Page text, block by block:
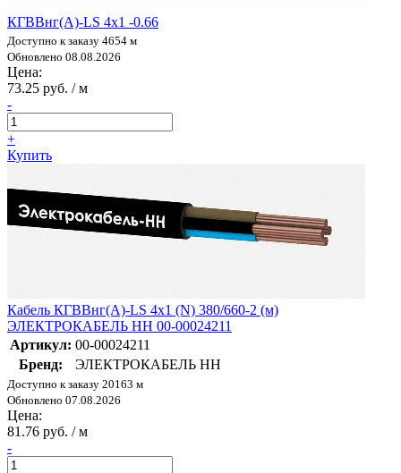
КГВВнг(А)-LS 4х1 -0.66
Доступно к заказу 4654 м
Обновлено 08.08.2026
Цена:
73.25 руб. / м
-
+
Купить
Кабель КГВВнг(А)-LS 4х1 (N) 380/660-2 (м)
ЭЛЕКТРОКАБЕЛЬ НН 00-00024211
Артикул: 00-00024211
Бренд:
ЭЛЕКТРОКАБЕЛЬ НН
Доступно к заказу 20163 м
Обновлено 07.08.2026
Цена:
81.76 руб. / м
-